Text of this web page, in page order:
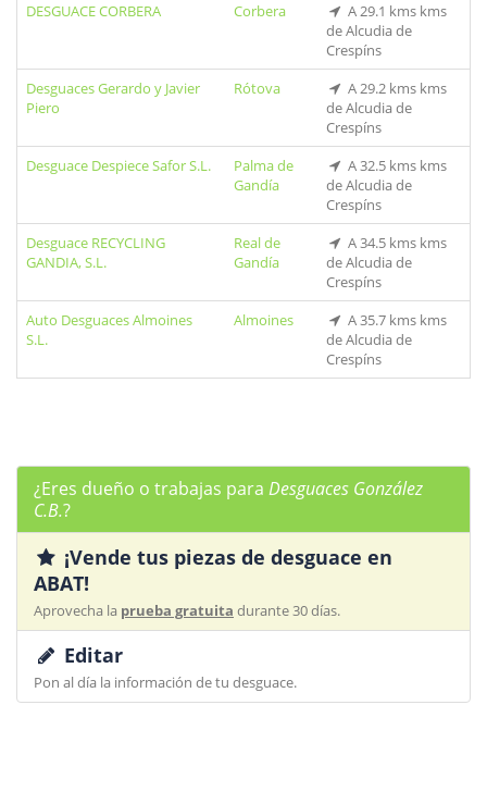
DESGUACE CORBERA
Corbera
A 29.1 kms kms
de Alcudia de
Crespíns
Desguaces Gerardo y Javier
Piero
Rótova
A 29.2 kms kms
de Alcudia de
Crespíns
Desguace Despiece Safor S.L.
Palma de
Gandía
A 32.5 kms kms
de Alcudia de
Crespíns
Desguace RECYCLING
GANDIA, S.L.
Real de
Gandía
A 34.5 kms kms
de Alcudia de
Crespíns
Auto Desguaces Almoines
S.L.
Almoines
A 35.7 kms kms
de Alcudia de
Crespíns
¿Eres dueño o trabajas para Desguaces González
C.B.?
¡Vende tus piezas de desguace en
ABAT!
Aprovecha la prueba gratuita durante 30 días.
Editar
Pon al día la información de tu desguace.